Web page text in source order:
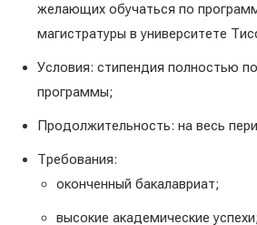
желающих обучаться по
магистратуры в университете
Условия: стипендия полностью
программы;
Продолжительность: на весь
Требования:
оконченный бакалавриат;
высокие академические успехи;